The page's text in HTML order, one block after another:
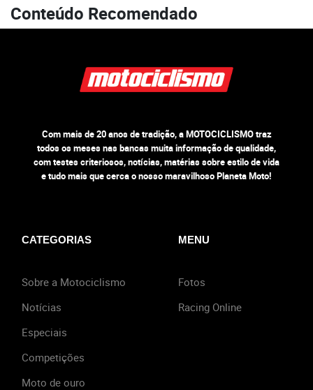
Conteúdo Recomendado
Com mais de 20 anos de tradição, a MOTOCICLISMO traz
todos os meses nas bancas muita informação de qualidade,
com testes criteriosos, notícias, matérias sobre estilo de vida
e tudo mais que cerca o nosso maravilhoso Planeta Moto!
CATEGORIAS
Sobre a Motociclismo
Notícias
Especiais
Competições
Moto de ouro
MENU
Fotos
Racing Online